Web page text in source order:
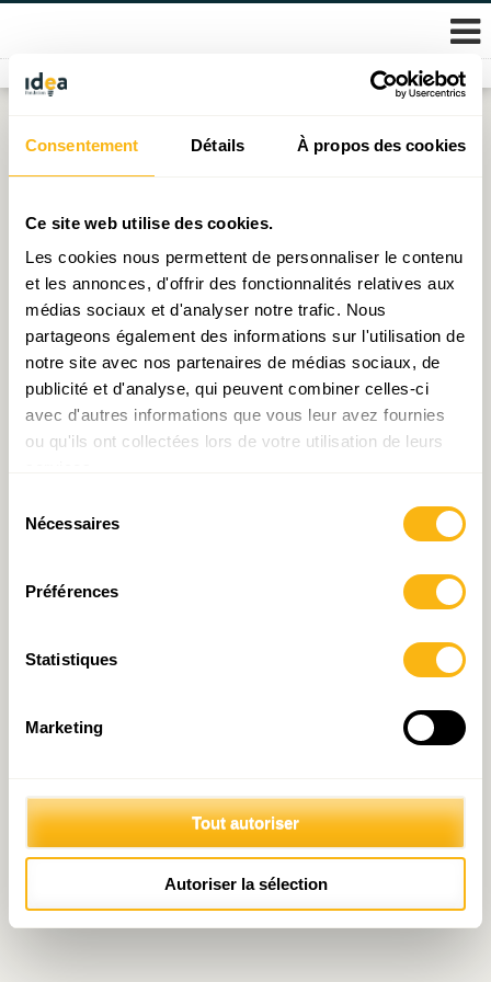
Consentement Détails À propos des cookies
Ce site web utilise des cookies.
Les cookies nous permettent de personnaliser le contenu
et les annonces, d'offrir des fonctionnalités relatives aux
médias sociaux et d'analyser notre trafic. Nous
partageons également des informations sur l'utilisation de
notre site avec nos partenaires de médias sociaux, de
publicité et d'analyse, qui peuvent combiner celles-ci
avec d'autres informations que vous leur avez fournies
ou qu'ils ont collectées lors de votre utilisation de leurs
Nécessaires
Préférences
Statistiques
Marketing
Tout autoriser
Autoriser la sélection
content
Catégorie : Blog
Chargement ...
Navigation
des
articles
Articles plus anciens
© 2026 Fondation IDEA
Politique de protection des données personnelles